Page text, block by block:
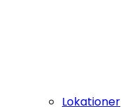
Lokationer